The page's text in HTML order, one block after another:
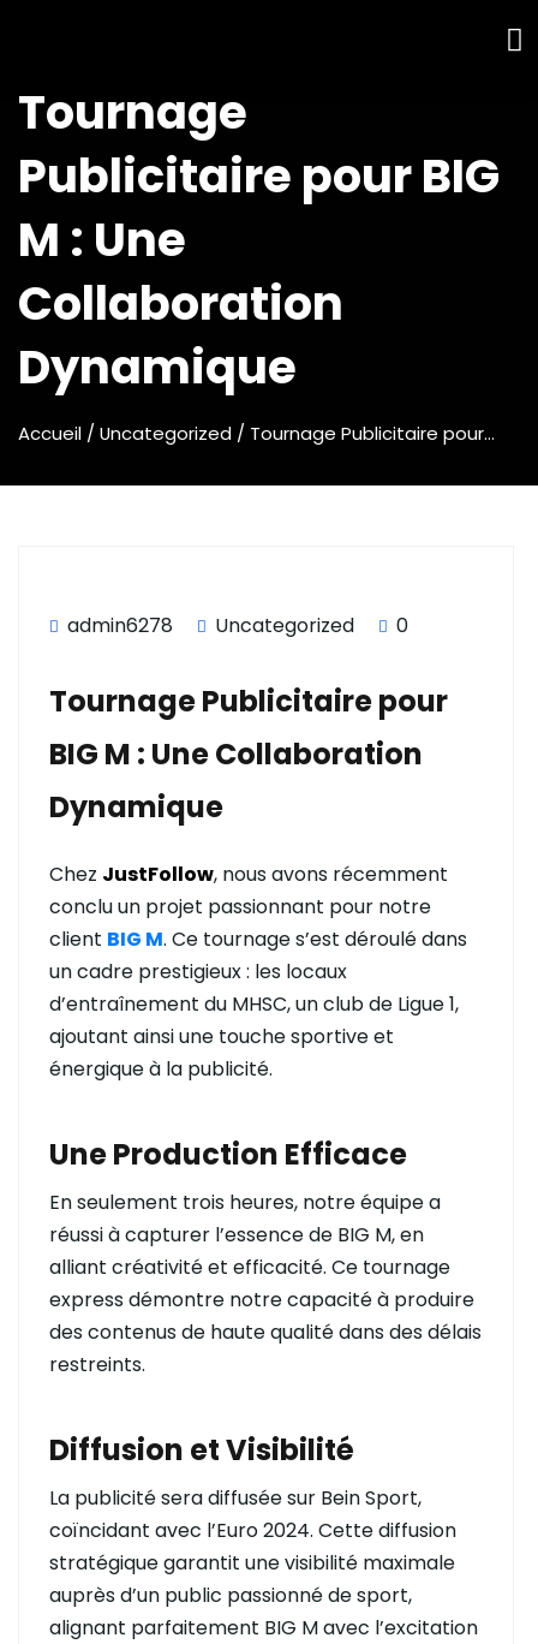
Tournage
Publicitaire pour BIG
M : Une
Collaboration
Dynamique
Accueil / Uncategorized / Tournage Publicitaire pour…
admin6278 Uncategorized 0
Tournage Publicitaire pour
BIG M : Une Collaboration
Dynamique
Chez JustFollow, nous avons récemment
conclu un projet passionnant pour notre
client BIG M. Ce tournage s’est déroulé dans
un cadre prestigieux : les locaux
d’entraînement du MHSC, un club de Ligue 1,
ajoutant ainsi une touche sportive et
énergique à la publicité.
Une Production Efficace
En seulement trois heures, notre équipe a
réussi à capturer l’essence de BIG M, en
alliant créativité et efficacité. Ce tournage
express démontre notre capacité à produire
des contenus de haute qualité dans des délais
restreints.
Diffusion et Visibilité
La publicité sera diffusée sur Bein Sport,
coïncidant avec l’Euro 2024. Cette diffusion
stratégique garantit une visibilité maximale
auprès d’un public passionné de sport,
alignant parfaitement BIG M avec l’excitation